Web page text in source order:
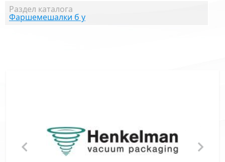
Раздел каталога
Фаршемешалки б у